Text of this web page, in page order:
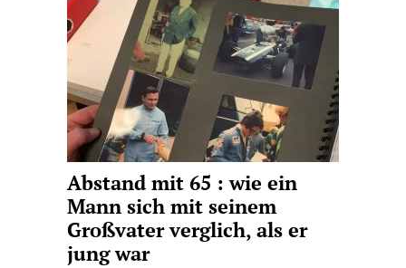
Abstand mit 65 : wie ein
Mann sich mit seinem
Großvater verglich, als er
jung war